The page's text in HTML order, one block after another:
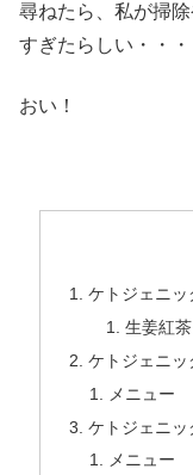
尋ねたら、私が掃
すぎたらしい・・・
おい！
ケトジェニッ
生姜紅茶
ケトジェニッ
メニュー
ケトジェニッ
メニュー